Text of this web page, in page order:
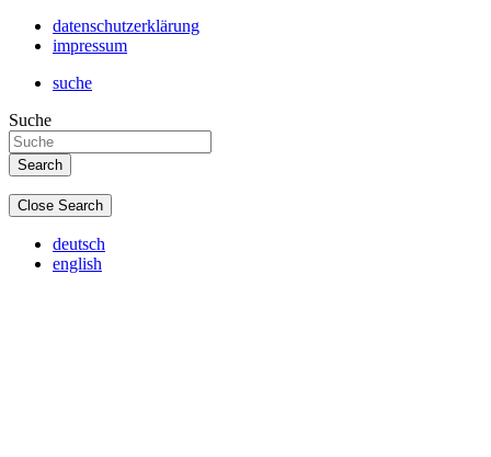
datenschutzerklärung
impressum
suche
Suche
Close Search
deutsch
english